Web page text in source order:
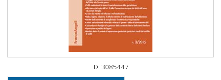
ID: 3085447